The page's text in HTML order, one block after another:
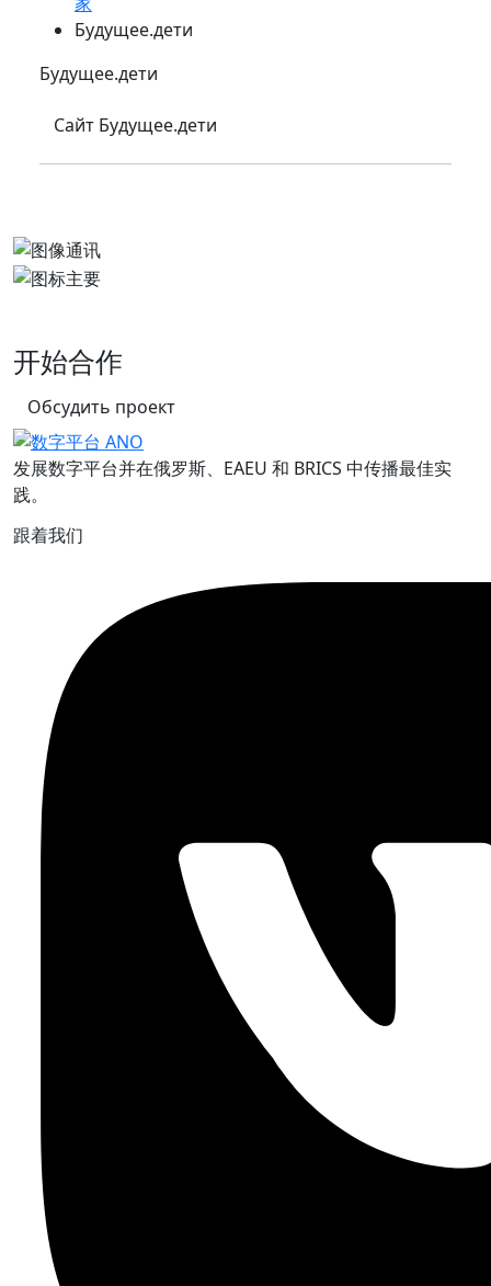
Будущее.дети
Будущее.дети
Сайт Будущее.дети
开始合作
Обсудить проект
发展数字平台并在俄罗斯、EAEU 和 BRICS 中传播最佳实
践。
跟着我们